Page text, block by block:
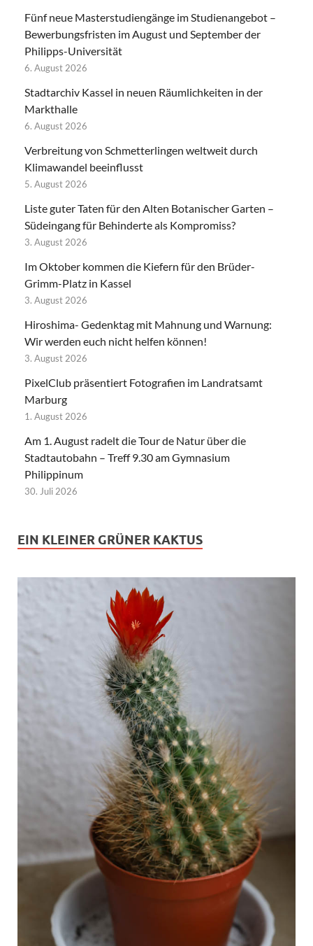
Fünf neue Masterstudiengänge im Studienangebot –
Bewerbungsfristen im August und September der
Philipps-Universität
6. August 2026
Stadtarchiv Kassel in neuen Räumlichkeiten in der
Markthalle
6. August 2026
Verbreitung von Schmetterlingen weltweit durch
Klimawandel beeinflusst
5. August 2026
Liste guter Taten für den Alten Botanischer Garten –
Südeingang für Behinderte als Kompromiss?
3. August 2026
Im Oktober kommen die Kiefern für den Brüder-
Grimm-Platz in Kassel
3. August 2026
Hiroshima- Gedenktag mit Mahnung und Warnung:
Wir werden euch nicht helfen können!
3. August 2026
PixelClub präsentiert Fotografien im Landratsamt
Marburg
1. August 2026
Am 1. August radelt die Tour de Natur über die
Stadtautobahn – Treff 9.30 am Gymnasium
Philippinum
30. Juli 2026
EIN KLEINER GRÜNER KAKTUS